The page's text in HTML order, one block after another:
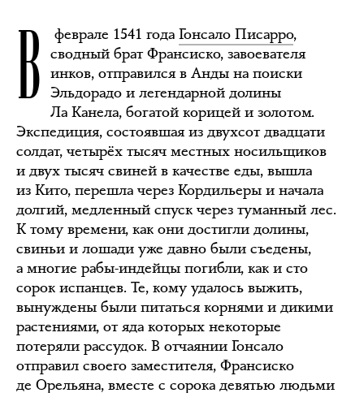
В феврале 1541 года Гонсало Писарро,
сводный брат Франсиско, завоевателя
инков, отправился в Анды на поиски
Эльдорадо и легендарной долины
Ла Канела, богатой корицей и золотом.
Экспедиция, состоявшая из двухсот двадцати
солдат, четырёх тысяч местных носильщиков
и двух тысяч свиней в качестве еды, вышла
из Кито, перешла через Кордильеры и начала
долгий, медленный спуск через туманный лес.
К тому времени, как они достигли долины,
свиньи и лошади уже давно были съедены,
а многие рабы-индейцы погибли, как и сто
сорок испанцев. Те, кому удалось выжить,
вынуждены были питаться корнями и дикими
растениями, от яда которых некоторые
потеряли рассудок. В отчаянии Гонсало
отправил своего заместителя, Франсиско
де Орельяна, вместе с сорока девятью людьми